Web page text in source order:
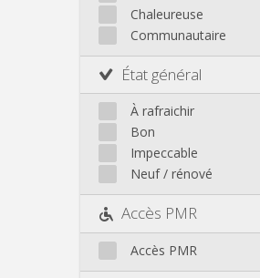
Autre
Chaleureuse
Communautaire
État général
À rafraichir
Bon
Impeccable
Neuf / rénové
Accès PMR
Accès PMR